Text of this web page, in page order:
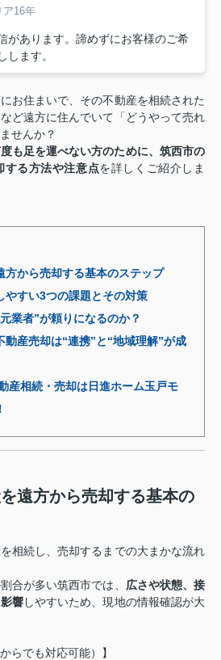
ア16年
があります。諦めずにお客様のご希
します。
お住まいで、その不動産を相続された
ど遠方に住んでいて「どうやって売れ
せんか？
も足を運べない方のために、筑西市の
する方法や注意点を詳しくご紹介しま
方から売却する基本のステップ
やすい3つの課題とその対策
業者”が頼りになるのか？
動産売却は“連携”と“地域理解”が成
産相続・売却は日進ホーム玉戸モ
遠方から売却する基本の
相続し、売却するまでの大まかな流れ
合が多い筑西市では、 広さや状態、接
響しやすいため、現地の情報確認が大
らでも対応可能）】